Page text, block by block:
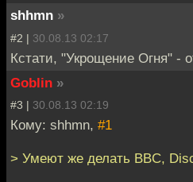
shhmn »
#2 | 30.08.13 02:17
Кстати, "Укрощение Огня" -
Goblin »
#3 | 30.08.13 02:19
Кому: shhmn, #1
> Умеют же делать BBC,